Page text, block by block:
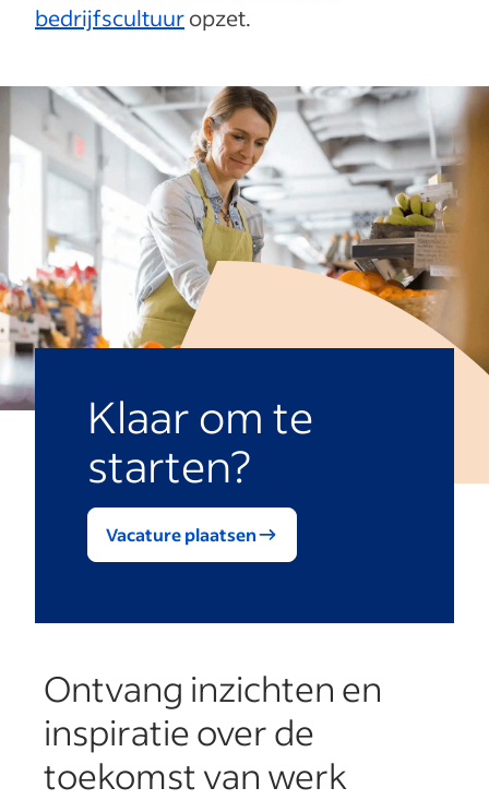
bedrijfscultuuropzet.
Klaar om te
starten?
Vacature plaatsen
Ontvang inzichten en
inspiratie over de
toekomst van werk